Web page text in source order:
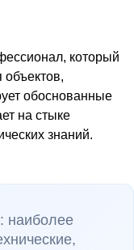
который
обоснованные
на стыке
знаний.
наиболее